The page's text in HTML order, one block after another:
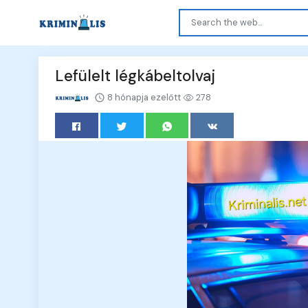
Lefülelt légkábeltolvaj
8 hónapja ezelőtt 278